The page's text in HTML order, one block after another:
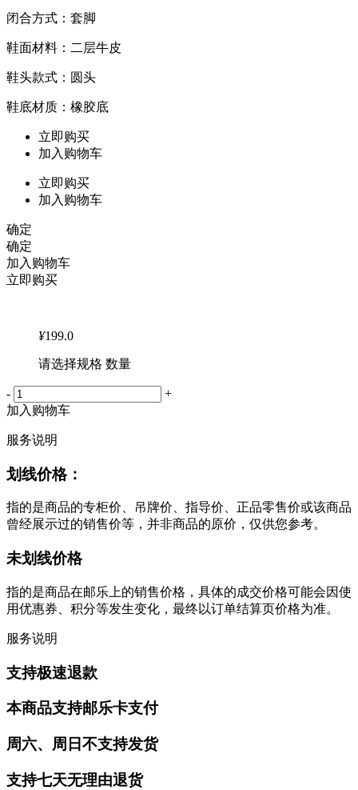
闭合方式：套脚
鞋面材料：二层牛皮
鞋头款式：圆头
鞋底材质：橡胶底
立即购买
加入购物车
立即购买
加入购物车
确定
确定
加入购物车
立即购买
¥199.0
请选择规格 数量
-
+
加入购物车
服务说明
划线价格：
指的是商品的专柜价、吊牌价、指导价、正品零售价或该商品
曾经展示过的销售价等，并非商品的原价，仅供您参考。
未划线价格
指的是商品在邮乐上的销售价格，具体的成交价格可能会因使
用优惠券、积分等发生变化，最终以订单结算页价格为准。
服务说明
支持极速退款
本商品支持邮乐卡支付
周六、周日不支持发货
支持七天无理由退货